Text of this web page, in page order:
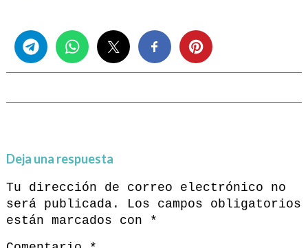
Deja una respuesta
Tu dirección de correo electrónico no
será publicada.
Los campos obligatorios
están marcados con
*